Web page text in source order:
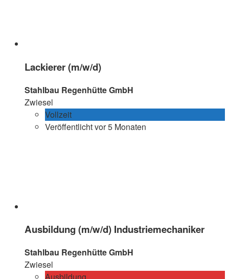
Lackierer (m/w/d)
Stahlbau Regenhütte GmbH
Zwiesel
Vollzeit
Veröffentlicht vor 5 Monaten
Ausbildung (m/w/d) Industriemechaniker
Stahlbau Regenhütte GmbH
Zwiesel